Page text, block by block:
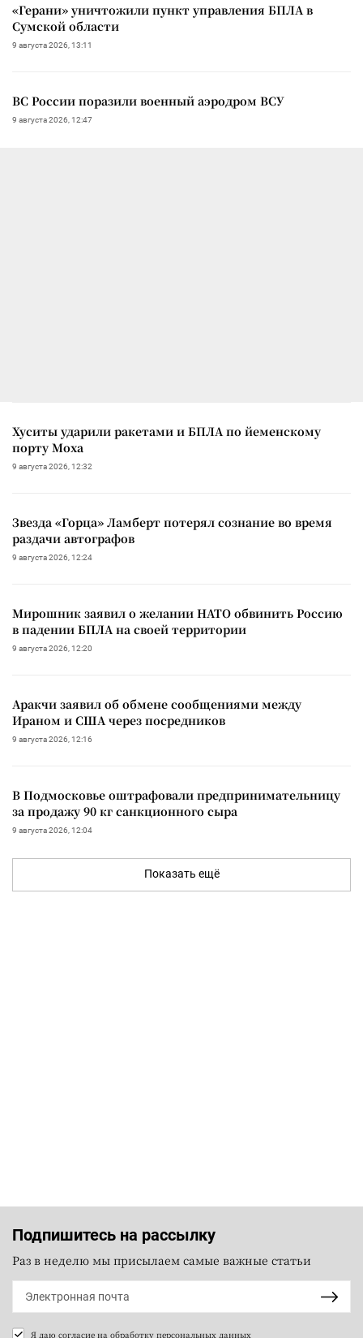
«Герани» уничтожили пункт управления БПЛА в
Сумской области
9 августа 2026, 13:11
ВС России поразили военный аэродром ВСУ
9 августа 2026, 12:47
Хуситы ударили ракетами и БПЛА по йеменскому
порту Моха
9 августа 2026, 12:32
Звезда «Горца» Ламберт потерял сознание во время
раздачи автографов
9 августа 2026, 12:24
Мирошник заявил о желании НАТО обвинить Россию
в падении БПЛА на своей территории
9 августа 2026, 12:20
Аракчи заявил об обмене сообщениями между
Ираном и США через посредников
9 августа 2026, 12:16
В Подмосковье оштрафовали предпринимательницу
за продажу 90 кг санкционного сыра
9 августа 2026, 12:04
Показать ещё
Подпишитесь на рассылку
Раз в неделю мы присылаем самые важные статьи
Я даю согласие на обработку персональных данных